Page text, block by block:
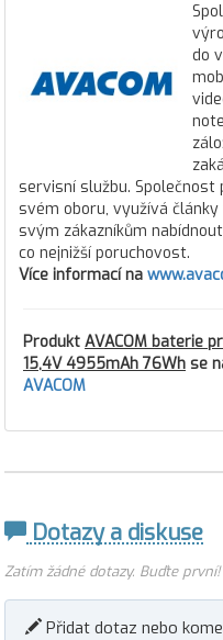
do
servisní službu.
svém oboru, využívá
svým zákazníkům
co nejnižší poruchovost.
Více informací na
Produkt AVACOM baterie
15,4V 4955mAh 76Wh se
AVACOM
Dotazy a diskuse
Zatím žádné dotazy. Buďte první!
Přidat dotaz nebo